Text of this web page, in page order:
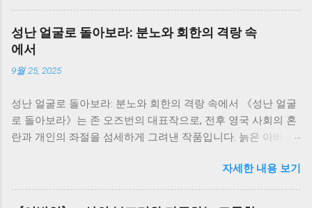
의 근현대사를 생생하게 느끼면서, 동시에 인간 삶의 덧없음과
강인함에 대해 깊이 생각해 볼 수 있었습니다. 소설은 서희의 삶
을 중심으로 전개됩니다. 그녀의 삶은 단순한 개인의 이야기가
아니라, 일제강점기부터 한국전쟁, 그리고 산업화 시대까지 격
동의 시대를 살아온 한국인들의 삶의 축소판과 같습니다. 서희
속에서도 꿋꿋하게 자신의 삶을 지켜나가려는 의지를 보여줍니
다. 그녀의 삶은 마치 끊임없이 흐르는 강물처럼, 때로는 잔잔하
게, 때로는 격렬하게 흘러갑니다. 저는 서희의 삶을 따라가면서,
그리고 그럼에도 불구하고 인간이 지닌 생존과 번영에 대한 강
한 의지를 느낄 수 있었습니다. 소설 속 인물들은 저마다의 고유
성난 얼굴로 돌아보라: 분노와 회한의 격랑 속
에서
9월 25, 2025
성난 얼굴로 돌아보라: 분노와 회한의 격랑 속에서 《성난 얼굴
로 돌아보라》는 존 오즈번의 대표작으로, 전후 영국 사회의 혼
란과 개인의 좌절을 섬세하게 그려낸 작품입니다. 늙은 아버지
화 속에서 흔들리는 인간의 존재와 가족 관계의 의미를 깊이 있
게 사유하게 만듭니다. 저는 이 책을 읽으면서, 단순한 가족극을
넘어, 시대의 아픔과 개인의 고독이 만들어내는 격렬한 감정의
자세한 내용 보기